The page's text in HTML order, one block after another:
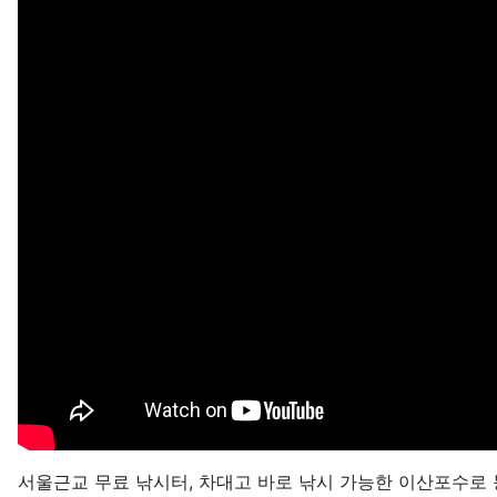
서울근교 무료 낚시터, 차대고 바로 낚시 가능한 이산포수로